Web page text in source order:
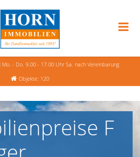
Mo. - Do. 9.00 - 17.00 Uhr Sa. nach Vereinbarung
Objekte: 120
F